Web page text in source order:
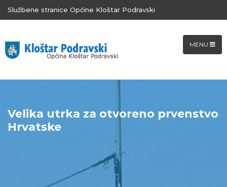
Službene stranice Općine Kloštar Podravski
MENU
Velika utrka za otvoreno prvenstvo
Hrvatske